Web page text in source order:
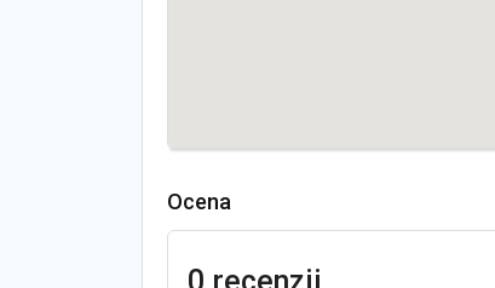
Ocena